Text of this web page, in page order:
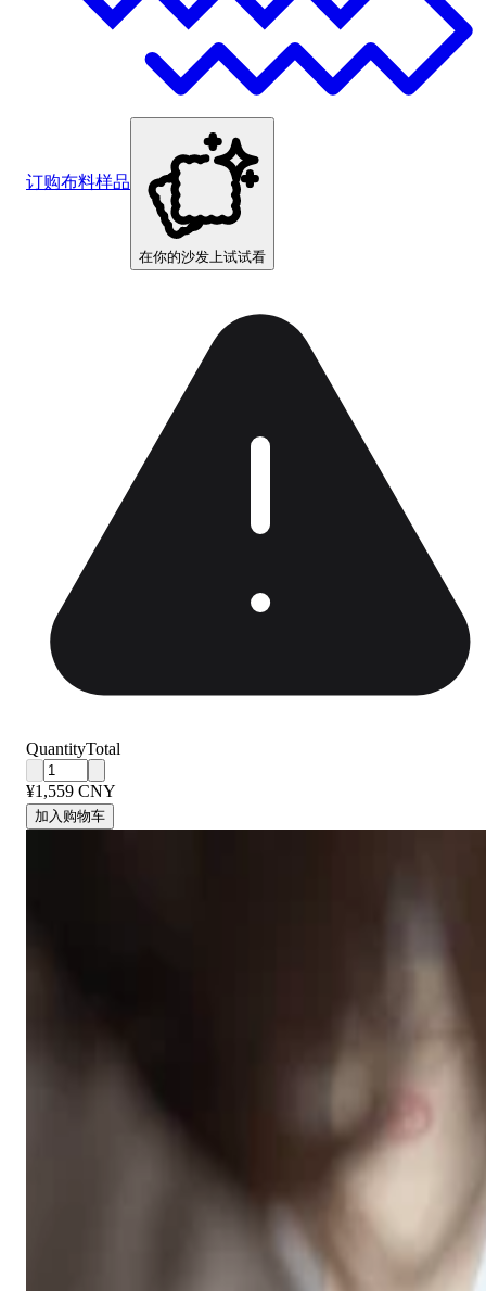
订购布料样品
在你的沙发上试试看
QuantityTotal
¥1,559 CNY
加入购物车